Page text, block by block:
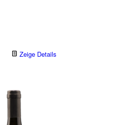
Zeige Details